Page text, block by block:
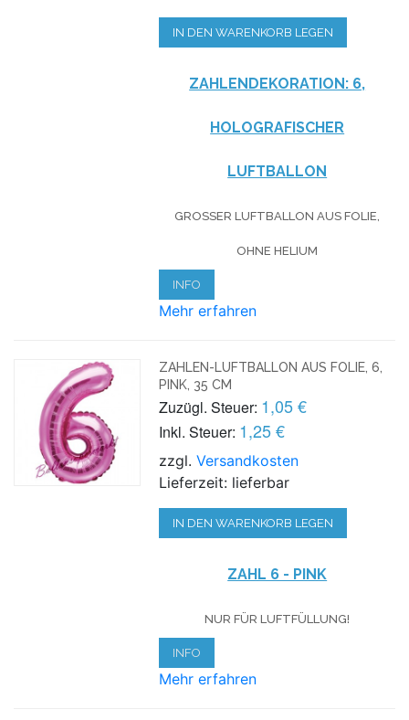
IN DEN WARENKORB LEGEN
ZAHLENDEKORATION: 6,
HOLOGRAFISCHER
LUFTBALLON
GROSSER LUFTBALLON AUS FOLIE, O
HNE HELIUM
INFO
Mehr erfahren
ZAHLEN-LUFTBALLON AUS FOLIE, 6,
PINK, 35 CM
Zuzügl. Steuer: 1,05 €
Inkl. Steuer: 1,25 €
zzgl.Versandkosten
Lieferzeit: lieferbar
IN DEN WARENKORB LEGEN
ZAHL 6 - PINK
NUR FÜR LUFTFÜLLUNG!
INFO
Mehr erfahren